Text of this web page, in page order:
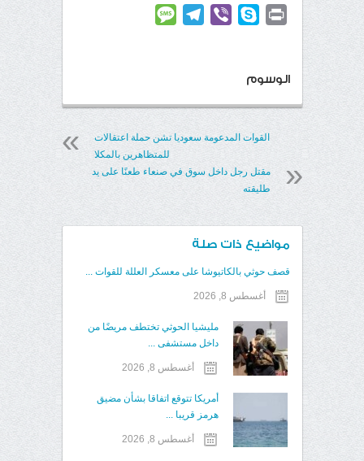
Link
Print
Skype
Viber
Telegram
الوسوم
القوات المدعومة سعوديا تشن حملة اعتقالات
للمتظاهرين بالمكلا
مقتل رجل داخل سوق في صنعاء طعنًا على يد
طليقته
مواضيع ذات صلة
قصف حوثي بالكاتيوشا على معسكر العللة للقوات ...
أغسطس 8, 2026
مليشيا الحوثي تختطف مريضًا من
داخل مستشفى ...
أغسطس 8, 2026
أمريكا تتوقع اتفاقا بشأن مضيق
هرمز قريبا ...
أغسطس 8, 2026